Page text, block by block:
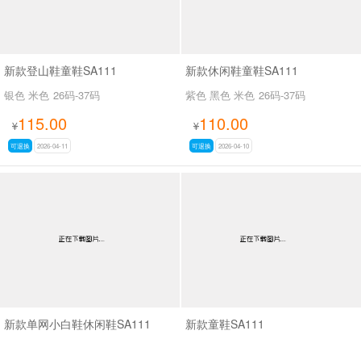
新款登山鞋童鞋SA111
银色 米色 26码-37码
¥115.00
可退换 2026-04-11
新款休闲鞋童鞋SA111
紫色 黑色 米色 26码-37码
¥110.00
可退换 2026-04-10
新款单网小白鞋休闲鞋SA111 新款童鞋SA111